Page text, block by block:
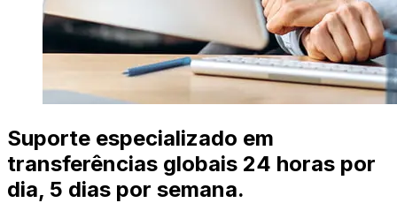
Suporte especializado em
transferências globais 24 horas por
dia, 5 dias por semana.